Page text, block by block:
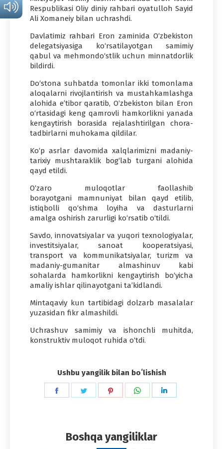
Respublikasi Oliy diniy rahbari oyatulloh Sayid
Ali Xomaneiy bilan uchrashdi.
Davlatimiz rahbari Eron zaminida O‘zbekiston
delegatsiyasiga ko‘rsatilayotgan samimiy
qabul va mehmondo‘stlik uchun minnatdorlik
bildirdi.
Do‘stona suhbatda tomonlar ikki tomonlama
aloqalarni rivojlantirish va mustahkamlashga
alohida e’tibor qaratib, O‘zbekiston bilan Eron
o‘rtasidagi keng qamrovli hamkorlikni yanada
kengaytirish borasida rejalashtirilgan chora-
tadbirlarni muhokama qildilar.
Ko‘p asrlar davomida xalqlarimizni madaniy-
tarixiy mushtaraklik bog‘lab turgani alohida
qayd etildi.
O‘zaro muloqotlar faollashib
borayotgani mamnuniyat bilan qayd etilib,
istiqbolli qo‘shma loyiha va dasturlarni
amalga oshirish zarurligi ko‘rsatib o‘tildi.
Savdo, innovatsiyalar va yuqori texnologiyalar,
investitsiyalar, sanoat kooperatsiyasi,
transport va kommunikatsiyalar, turizm va
madaniy-gumanitar almashinuv kabi
sohalarda hamkorlikni kengaytirish bo‘yicha
amaliy ishlar qilinayotgani ta’kidlandi.
Mintaqaviy kun tartibidagi dolzarb masalalar
yuzasidan fikr almashildi.
Uchrashuv samimiy va ishonchli muhitda,
konstruktiv muloqot ruhida o‘tdi.
Ushbu yangilik bilan boʻlishish
Share
Share
Share
Share
Boshqa yangiliklar